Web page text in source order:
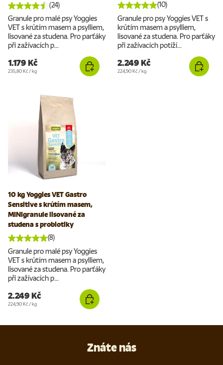
(24)
Granule pro malé psy Yoggies
VET s krůtím masem a psylliem,
lisované za studena. Pro parťáky
při zažívacích p...
1.179 Kč
Cena za jednotku
235,80 Kč /kg
(10)
Granule pro psy Yoggies VET s
krůtím masem a psylliem,
lisované za studena. Pro parťáky
při zažívacích potíží...
2.249 Kč
Cena za jednotku
224,90 Kč /kg
10 kg Yoggies VET Gastro
Sensitive s krůtím masem,
MINIgranule lisované za
studena s probiotiky
(8)
Granule pro malé psy Yoggies
VET s krůtím masem a psylliem,
lisované za studena. Pro parťáky
při zažívacích p...
2.249 Kč
Cena za jednotku
224,90 Kč /kg
Znáte nás